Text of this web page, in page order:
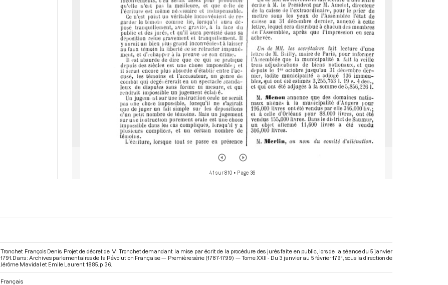
41 sur 810 • Page 36
Tronchet François Denis. Projet de décret de M. Tronchet demandant la mise par écrit de la procédure des jurés faite en public, lors de la séance du 5 janvier
1791. Dans : Archives parlementaires de la Révolution Française — Première série (1787-1799) — Tome XXII - Du 3 janvier au 5 février 1791 , sous la direction de
Jérôme Mavidal et Emile Laurent. 1885. p. 36.
Français